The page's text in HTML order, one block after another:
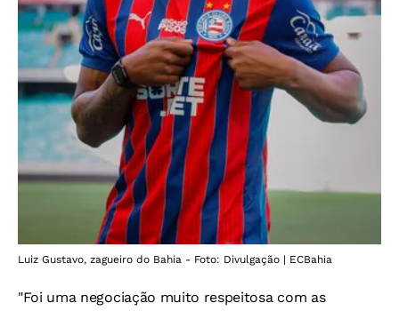
Luiz Gustavo, zagueiro do Bahia - Foto: Divulgação | ECBahia
"Foi uma negociação muito respeitosa com as